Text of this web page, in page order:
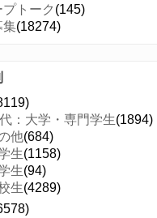
プトーク (145)
集(18274)
：大学・専門学生(1894)
他(684)
生(1158)
生(94)
生(4289)